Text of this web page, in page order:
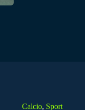
Calcio, Sport